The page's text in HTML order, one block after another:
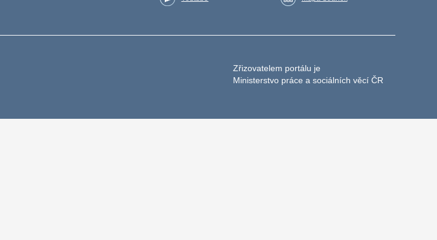
Zřizovatelem portálu je
Ministerstvo práce a sociálních věcí ČR